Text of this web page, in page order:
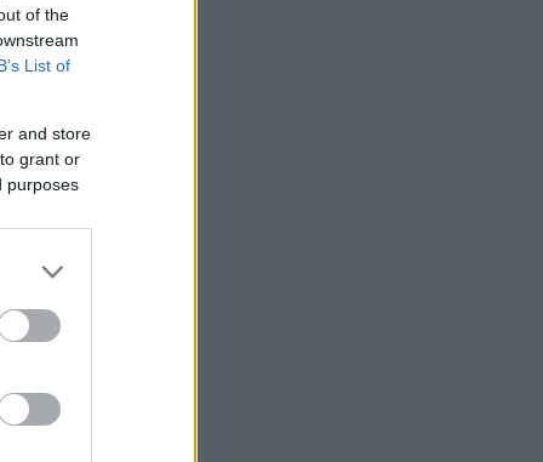
of the
List of
and store
grant or
purposes